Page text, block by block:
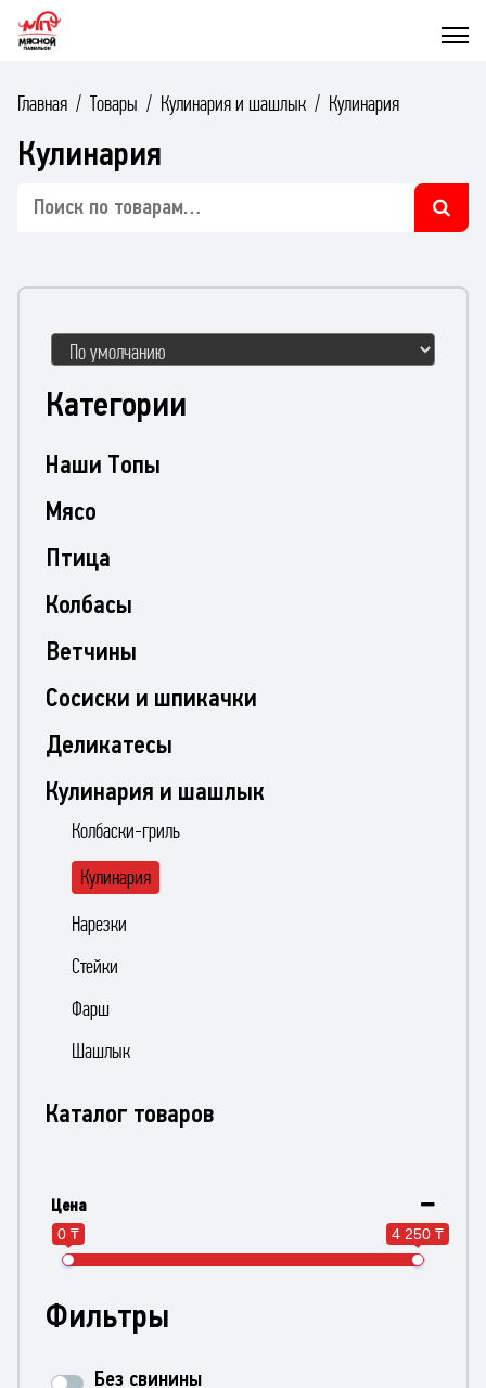
Главная Товары Кулинария и шашлык Кулинария
Кулинария
Искать:
Sort Products
Категории
Наши Топы
Мясо
Птица
Колбасы
Ветчины
Сосиски и шпикачки
Деликатесы
Кулинария и шашлык
Колбаски-гриль
Кулинария
Нарезки
Стейки
Фарш
Шашлык
Каталог товаров
Цена
0 ₸ 4 250 ₸
Фильтры
Без свинины